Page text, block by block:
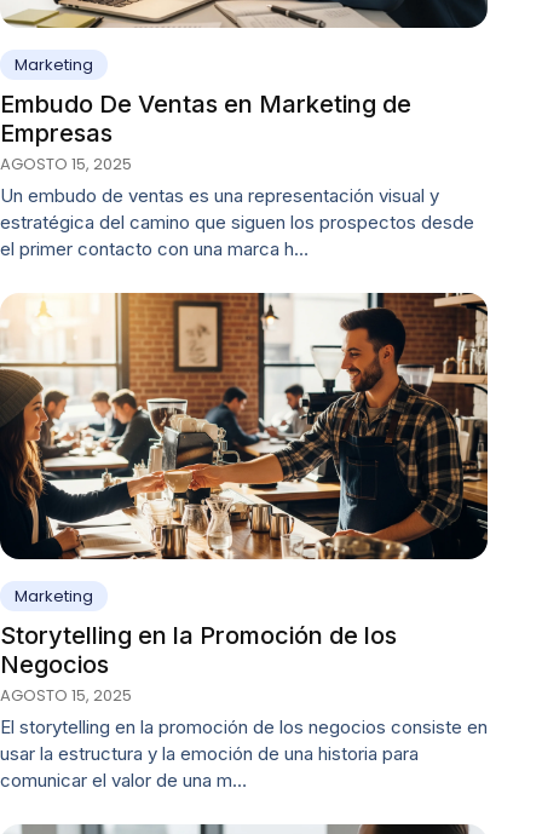
Marketing
Embudo De Ventas en Marketing de
Empresas
AGOSTO 15, 2025
Un embudo de ventas es una representación visual y
estratégica del camino que siguen los prospectos desde
el primer contacto con una marca h…
Marketing
Storytelling en la Promoción de los
Negocios
AGOSTO 15, 2025
El storytelling en la promoción de los negocios consiste en
usar la estructura y la emoción de una historia para
comunicar el valor de una m…